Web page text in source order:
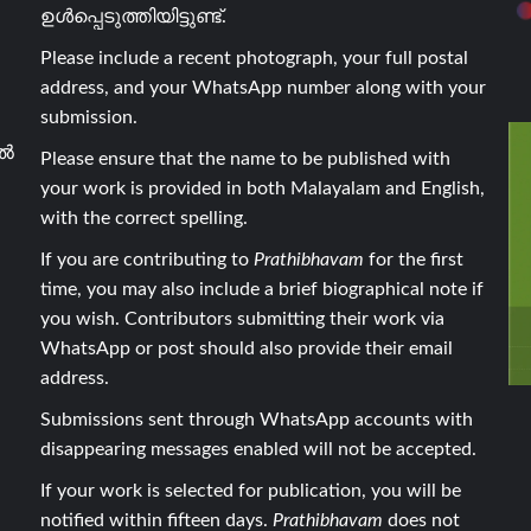
ഉൾപ്പെടുത്തിയിട്ടുണ്ട്.
Please include a recent photograph, your full postal
address, and your WhatsApp number along with your
submission.
Please ensure that the name to be published with
your work is provided in both Malayalam and English,
with the correct spelling.
If you are contributing to Prathibhavam for the first
time, you may also include a brief biographical note if
you wish. Contributors submitting their work via
WhatsApp or post should also provide their email
address.
Submissions sent through WhatsApp accounts with
disappearing messages enabled will not be accepted.
If your work is selected for publication, you will be
notified within fifteen days. Prathibhavam does not